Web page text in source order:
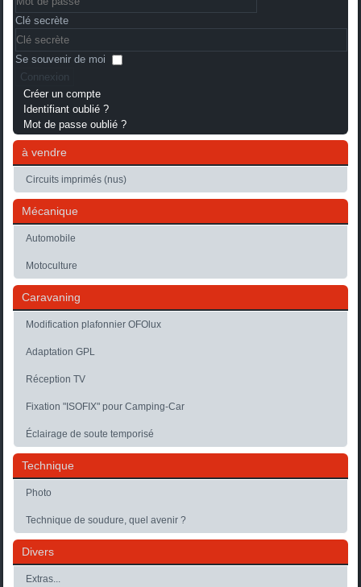
Clé secrète
Se souvenir de moi
Connexion
Créer un compte
Identifiant oublié ?
Mot de passe oublié ?
à vendre
Circuits imprimés (nus)
Mécanique
Automobile
Motoculture
Caravaning
Modification plafonnier OFOlux
Adaptation GPL
Réception TV
Fixation "ISOFIX" pour Camping-Car
Éclairage de soute temporisé
Technique
Photo
Technique de soudure, quel avenir ?
Divers
Extras...